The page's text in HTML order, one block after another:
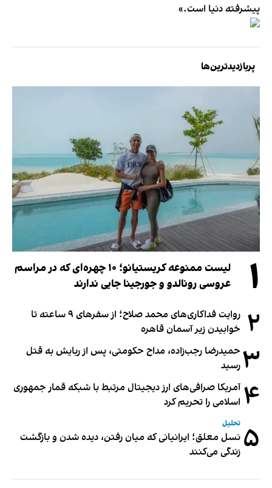
پیشرفته دنیا است.»
پربازدیدترین‌ها
۱
لیست ممنوعه کریستیانو؛ ۱۰ چهره‌ای که در مراسم
عروسی رونالدو و جورجینا جایی ندارند
۲
روایت فداکاری‌های محمد صلاح؛ از سفرهای ۹ ساعته تا
خوابیدن زیر آسمان قاهره
۳ حمیدرضا رجب‌زاده، مداح حکومتی، پس از ربایش به قتل
رسید
۴ آمریکا صرافی‌های ارز دیجیتال مرتبط با شبکه قمار جمهوری
اسلامی را تحریم کرد
۵ تحلیل
نسل معلق؛ ایرانیانی که میان رفتن، دیده شدن و بازگشت
زندگی می‌کنند